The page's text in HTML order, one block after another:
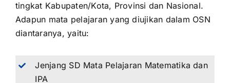
tingkat Kabupaten/Kota, Provinsi dan Nasional.
Adapun mata pelajaran yang diujikan dalam OSN
diantaranya, yaitu:
Jenjang SD Mata Pelajaran Matematika dan
IPA